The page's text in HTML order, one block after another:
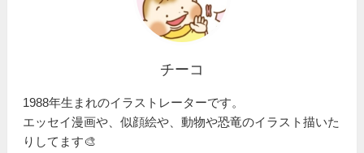
チーコ
1988年生まれのイラストレーターです。
エッセイ漫画や、似顔絵や、動物や恐竜のイラスト描いた
りしてます🎨